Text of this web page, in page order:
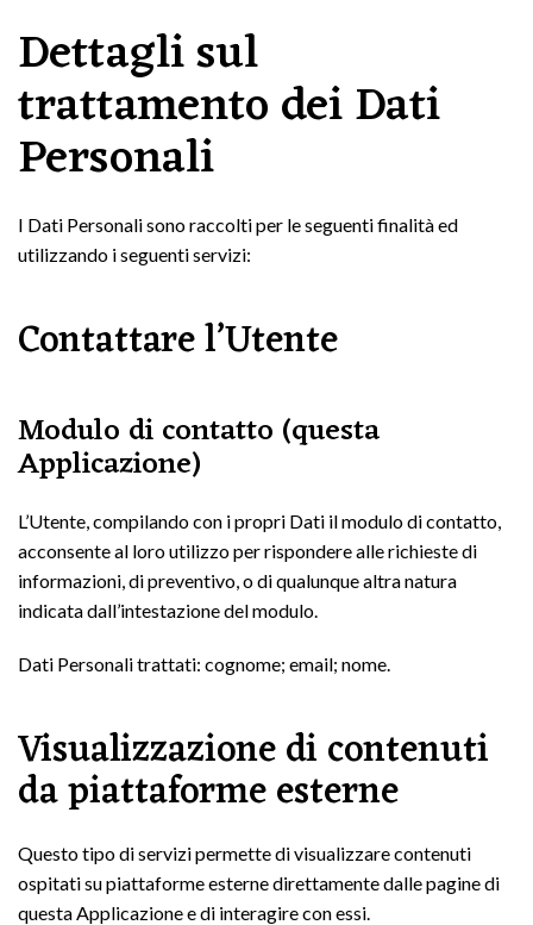
Dettagli sul
trattamento dei Dati
Personali
I Dati Personali sono raccolti per le seguenti finalità ed
utilizzando i seguenti servizi:
Contattare l’Utente
Modulo di contatto (questa
Applicazione)
L’Utente, compilando con i propri Dati il modulo di contatto,
acconsente al loro utilizzo per rispondere alle richieste di
informazioni, di preventivo, o di qualunque altra natura
indicata dall’intestazione del modulo.
Dati Personali trattati: cognome; email; nome.
Visualizzazione di contenuti
da piattaforme esterne
Questo tipo di servizi permette di visualizzare contenuti
ospitati su piattaforme esterne direttamente dalle pagine di
questa Applicazione e di interagire con essi.